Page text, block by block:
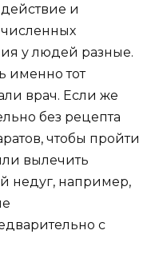
и
у людей разные.
именно тот
врач. Если же
без рецепта
чтобы пройти
вылечить
недуг, например,
с